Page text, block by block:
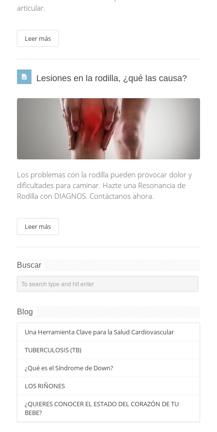
articular.
Leer más
Lesiones en la rodilla, ¿qué las causa?
Los problemas con la rodilla pueden provocar dolor y
dificultades para caminar. Hazte una Resonancia de
Rodilla con DIAGNOS. Contáctanos ahora.
Leer más
Buscar
Blog
Una Herramienta Clave para la Salud Cardiovascular
TUBERCULOSIS (TB)
¿Qué es el Síndrome de Down?
LOS RIÑONES
¿QUIERES CONOCER EL ESTADO DEL CORAZÓN DE TU
BEBE?